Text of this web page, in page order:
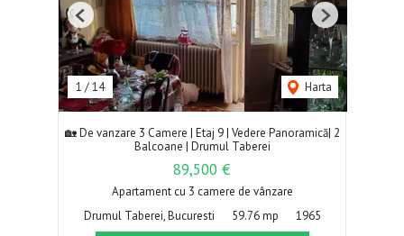
1 /14 Harta
Previous Next
🏡 De vanzare 3 Camere | Etaj 9 | Vedere Panoramică| 2
Balcoane | Drumul Taberei
89,500 €
Apartament cu 3 camere de vânzare
Drumul Taberei, Bucuresti
59.76 mp 1965